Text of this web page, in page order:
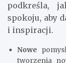
podkreśla,
spokoju, aby
i inspiracji.
Nowe
tworzenia